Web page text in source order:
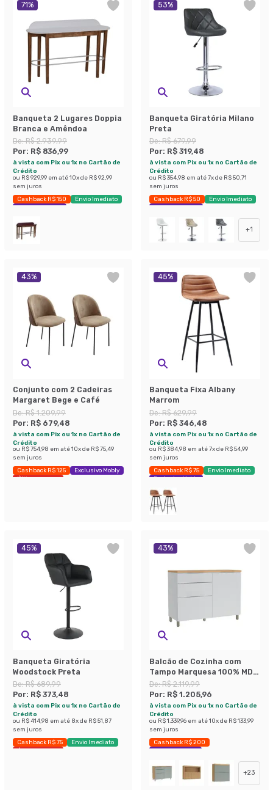
71%
Banqueta 2 Lugares Doppia
Branca e Amêndoa
De:R$ 2.939,99
Por: R$ 836,99
à vista com Pix ou 1x no Cartão de
Crédito
ou R$ 929,99 em até10x de R$ 92,99
sem juros
Cashback R$ 150
Envio Imediato
Exclusivo Mobly
53%
Banqueta Giratória Milano
Preta
De:R$ 679,99
Por: R$ 319,48
à vista com Pix ou 1x no Cartão de
Crédito
ou R$ 354,98 em até7x de R$ 50,71
sem juros
Cashback R$ 50
Envio Imediato
Exclusivo Mobly
+1
43%
Conjunto com 2 Cadeiras
Margaret Bege e Café
De:R$ 1.209,99
Por: R$ 679,48
à vista com Pix ou 1x no Cartão de
Crédito
ou R$ 754,98 em até10x de R$ 75,49
sem juros
Cashback R$ 125
Exclusivo Mobly
Últimas peças
45%
Banqueta Fixa Albany
Marrom
De:R$ 629,99
Por: R$ 346,48
à vista com Pix ou 1x no Cartão de
Crédito
ou R$ 384,98 em até7x de R$ 54,99
sem juros
Cashback R$ 75
Envio Imediato
Exclusivo Mobly
45%
Banqueta Giratória
Woodstock Preta
De:R$ 689,99
Por: R$ 373,48
à vista com Pix ou 1x no Cartão de
Crédito
ou R$ 414,98 em até 8x de R$ 51,87
sem juros
Cashback R$ 75
Envio Imediato
Últimas peças
43%
Balcão de Cozinha com
Tampo Marquesa 100% MDF
1 Porta 3 Gavetas Branco e
Nature
De:R$ 2.119,99
Por: R$ 1.205,96
à vista com Pix ou 1x no Cartão de
Crédito
ou R$ 1.339,96 em até10x de R$ 133,99
sem juros
Cashback R$ 200
Economize 43%
+23